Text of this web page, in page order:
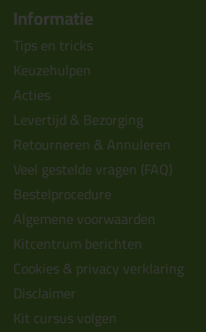
Informatie
Tips en tricks
Keuzehulpen
Acties
Levertijd & Bezorging
Retourneren & Annuleren
Veel gestelde vragen (FAQ)
Bestelprocedure
Algemene voorwaarden
Kitcentrum berichten
Cookies & privacy verklaring
Disclaimer
Kit cursus volgen